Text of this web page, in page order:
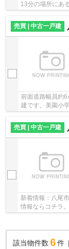
13分の場所にあ
売買 | 中古一戸建
前面道路幅員約
建です。美園小
売買 | 中古一戸建
新着情報：八尾
情報ならコチラ
す。こちらの中
該当物件数 6件